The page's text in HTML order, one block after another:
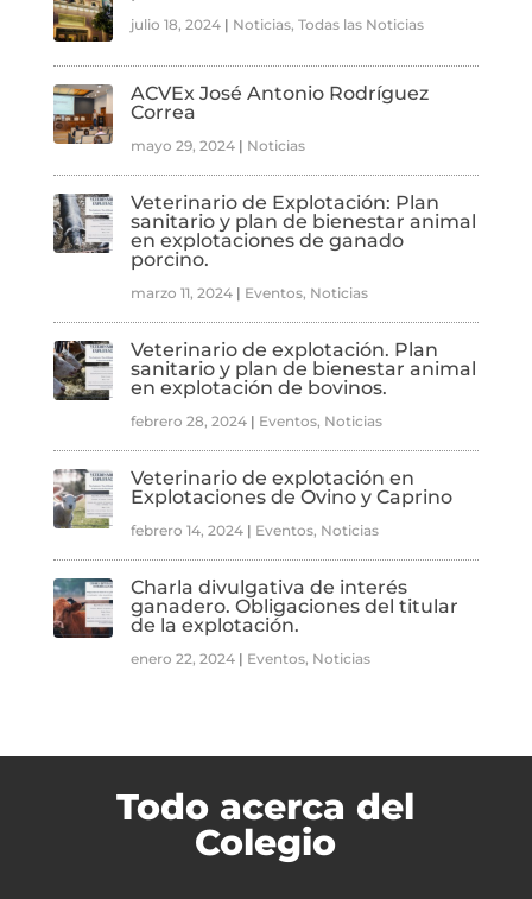
julio 18, 2024| Noticias, Todas las Noticias
ACVEx José Antonio Rodríguez
Correa
mayo 29, 2024| Noticias
Veterinario de Explotación: Plan
sanitario y plan de bienestar animal
en explotaciones de ganado
porcino.
marzo 11, 2024| Eventos, Noticias
Veterinario de explotación. Plan
sanitario y plan de bienestar animal
en explotación de bovinos.
febrero 28, 2024| Eventos, Noticias
Veterinario de explotación en
Explotaciones de Ovino y Caprino
febrero 14, 2024| Eventos, Noticias
Charla divulgativa de interés
ganadero. Obligaciones del titular
de la explotación.
enero 22, 2024| Eventos, Noticias
Todo acerca del
Colegio